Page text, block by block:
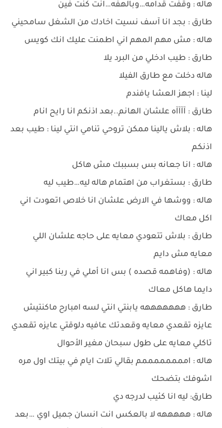
هاله : وقفت قدامه…وبالهفه…انت كنت فين
طارق : بجد انا آسف نسيت اخادك من الشغل سامحيني
هاله : مش مهم المهم اني اطمنت عليك انك كويس
طارق : طيب ادخلي من البرد يلا
هاله دخلت مع طارق الفيلا
لينا : اجهز العشا يافندم
طارق : آآآآه علشان الهانم..بعد اذنكم انا رايح انام
هاله : بلاش يالينا ممكن تروحي تنامي انتي لينا : طيب بعد
اذنكم
هاله : انا جعانه بس بسببك مش هاكل
طارق : بستغراب من اهتمام هاله ليه…طيب ليه
هاله : ووشها في الارض علشان انا خلاص اتعودت اني
اكل معاك
طارق : بلاش تتعودي معايه على حاجه علشان اللي
معايه مش دايم
هاله : (وفاهمه قصده ) بس انا أملي في ربنا كبير اني
دايما هاكل معاك
طارق : هههههههه يابنتي انتي لسه امبارح ماكنتيش
عايزه تقعدي معايه وقعدتك عافيه دلوقتي عايزه تقعدي
تاكلي معايه على طول سبحان مغير الأحوال
هاله : اممممممممم بقالي تلات ايام في بيتك اول مره
اشوفك بتضحك
طارق: ليه انا كئيب لدرجه دي
هاله : هههههه لا بالعكس انت انسان جميل اوي …بعد